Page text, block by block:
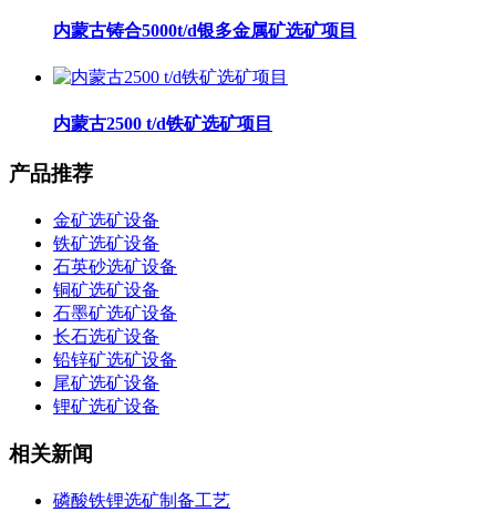
内蒙古铸合5000t/d银多金属矿选矿项目
内蒙古2500 t/d铁矿选矿项目
产品推荐
金矿选矿设备
铁矿选矿设备
石英砂选矿设备
铜矿选矿设备
石墨矿选矿设备
长石选矿设备
铅锌矿选矿设备
尾矿选矿设备
锂矿选矿设备
相关新闻
磷酸铁锂选矿制备工艺